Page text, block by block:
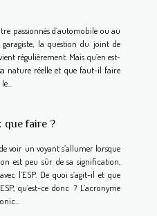
passionnés d’automobile ou au
garagiste, la question du joint de
régulièrement. Mais qu’en est-
nature réelle et que faut-il faire
que faire ?
voir un voyant s’allumer lorsque
est peu sûr de sa signification,
l’ESP. De quoi s’agit-il et que
qu’est-ce donc ? L’acronyme